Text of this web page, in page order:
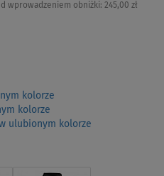
wprowadzeniem obniżki: 245,00 zł
kolorze
kolorze
ulubionym kolorze